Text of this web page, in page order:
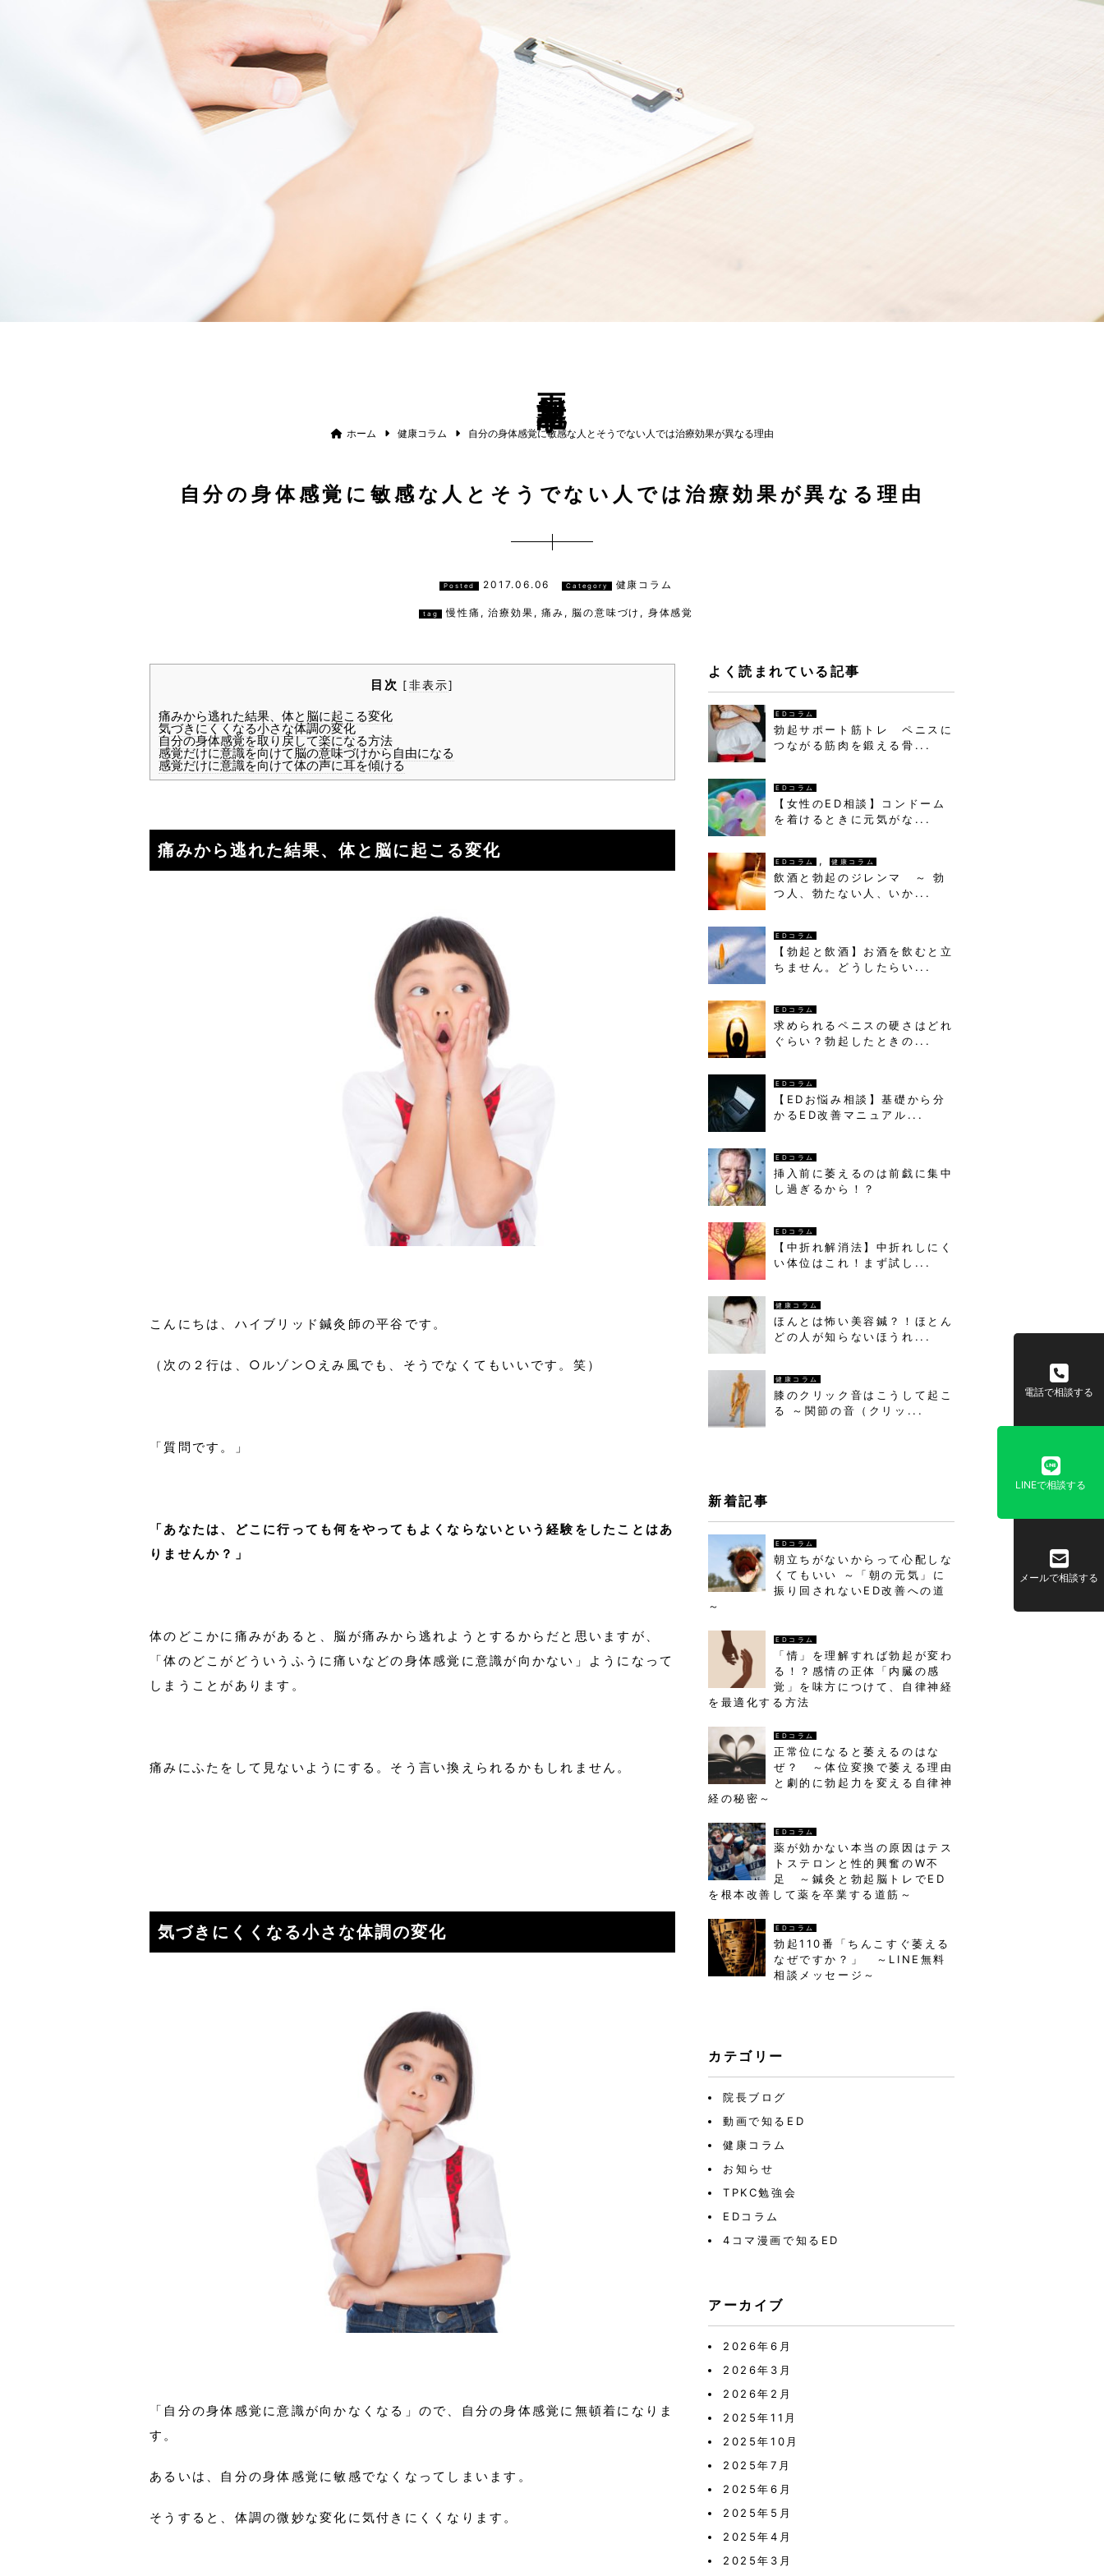
ホーム 健康コラム 自分の身体感覚に敏感な人とそうでない人では治療効果が異なる理由
自分の身体感覚に敏感な人とそうでない人では治療効果が異なる理由
Posted 2017.06.06 Category 健康コラム
tag 慢性痛 ,治療効果 ,痛み , 脳の意味づけ , 身体感覚
目次 [非表示]
痛みから逃れた結果、体と脳に起こる変化
気づきにくくなる小さな体調の変化
自分の身体感覚を取り戻して楽になる方法
感覚だけに意識を向けて脳の意味づけから自由になる
感覚だけに意識を向けて体の声に耳を傾ける
痛みから逃れた結果、体と脳に起こる変化
こんにちは、ハイブリッド鍼灸師の平谷です。
（次の２行は、○ルゾン○えみ風でも、そうでなくてもいいです。笑）
「質問です。」
「あなたは、どこに行っても何をやってもよくならないという経験をしたことはあ
りませんか？」
体のどこかに痛みがあると、脳が痛みから逃れようとするからだと思いますが、
「体のどこがどういうふうに痛いなどの身体感覚に意識が向かない」ようになって
しまうことがあります。
痛みにふたをして見ないようにする。そう言い換えられるかもしれません。
気づきにくくなる小さな体調の変化
「自分の身体感覚に意識が向かなくなる」ので、自分の身体感覚に無頓着になりま
す。
あるいは、自分の身体感覚に敏感でなくなってしまいます。
そうすると、体調の微妙な変化に気付きにくくなります。
よく読まれている記事
EDコラム
勃起サポート筋トレ ペニスに
つながる筋肉を鍛える骨...
EDコラム
【女性のED相談】コンドーム
を着けるときに元気がな...
EDコラム , 健康コラム
飲酒と勃起のジレンマ ～ 勃
つ人、勃たない人、いか...
EDコラム
【勃起と飲酒】お酒を飲むと立
ちません。どうしたらい...
EDコラム
求められるペニスの硬さはどれ
ぐらい？勃起したときの...
EDコラム
【EDお悩み相談】基礎から分
かるED改善マニュアル...
EDコラム
挿入前に萎えるのは前戯に集中
し過ぎるから！？
EDコラム
【中折れ解消法】中折れしにく
い体位はこれ！まず試し...
健康コラム
ほんとは怖い美容鍼？！ほとん
どの人が知らないほうれ...
健康コラム
膝のクリック音はこうして起こ
る ～関節の音（クリッ...
新着記事
EDコラム
朝立ちがないからって心配しな
くてもいい ～「朝の元気」に
振り回されないED改善への道
～
EDコラム
「情」を理解すれば勃起が変わ
る！？感情の正体「内臓の感
覚」を味方につけて、自律神経
を最適化する方法
EDコラム
正常位になると萎えるのはな
ぜ？ ～体位変換で萎える理由
と劇的に勃起力を変える自律神
経の秘密～
EDコラム
薬が効かない本当の原因はテス
トステロンと性的興奮のW不
足 ～鍼灸と勃起脳トレでED
を根本改善して薬を卒業する道筋～
EDコラム
勃起110番「ちんこすぐ萎える
なぜですか？」 ～LINE無料
相談メッセージ～
カテゴリー
院長ブログ
動画で知るED
健康コラム
お知らせ
TPKC勉強会
EDコラム
4コマ漫画で知るED
アーカイブ
2026年6月
2026年3月
2026年2月
2025年11月
2025年10月
2025年7月
2025年6月
2025年5月
2025年4月
2025年3月
電話で相談する
LINEで相談する
メールで相談する